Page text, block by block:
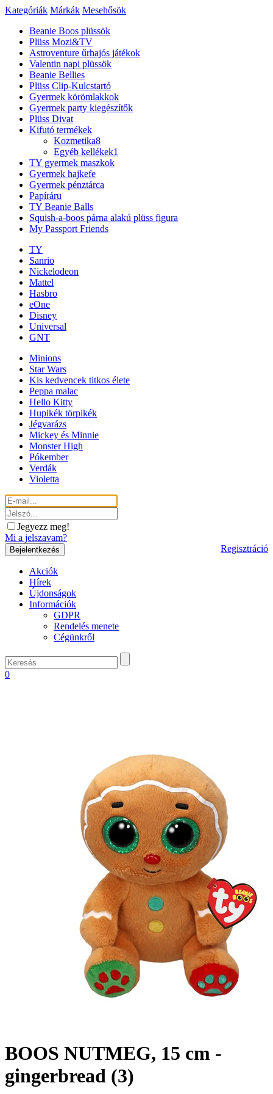
Kategóriák Márkák Mesehősök
Beanie Boos plüssök
Plüss Mozi&TV
Astroventure űrhajós játékok
Valentin napi plüssök
Beanie Bellies
Plüss Clip-Kulcstartó
Gyermek körömlakkok
Gyermek party kiegészítők
Plüss Divat
Kifutó termékek
Kozmetika8
Egyéb kellékek1
TY gyermek maszkok
Gyermek hajkefe
Gyermek pénztárca
Papíráru
TY Beanie Balls
Squish-a-boos párna alakú plüss figura
My Passport Friends
TY
Sanrio
Nickelodeon
Mattel
Hasbro
eOne
Disney
Universal
GNT
Minions
Star Wars
Kis kedvencek titkos élete
Peppa malac
Hello Kitty
Hupikék törpikék
Jégvarázs
Mickey és Minnie
Monster High
Pókember
Verdák
Violetta
Jegyezz meg!
Mi a jelszavam?
Regisztráció
Akciók
Hírek
Újdonságok
Információk
GDPR
Rendelés menete
Cégünkről
0
BOOS NUTMEG, 15 cm -
gingerbread (3)